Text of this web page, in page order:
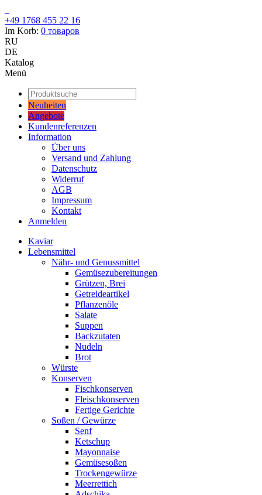
+49 1768 455 22 16
Im Korb: 0 товаров
RU
DE
Katalog
Menü
Neuheiten
Angebote
Kundenreferenzen
Information
Über uns
Versand und Zahlung
Datenschutz
Widerruf
AGB
Impressum
Kontakt
Anmelden
Kaviar
Lebensmittel
Nähr- und Genussmittel
Gemüsezubereitungen
Grützen, Brei
Getreideartikel
Pflanzenöle
Salate
Suppen
Backzutaten
Nudeln
Brot
Würste
Konserven
Fischkonserven
Fleischkonserven
Fertige Gerichte
Soßen / Gewürze
Senf
Ketschup
Mayonnaise
Gemüsesoßen
Trockengewürze
Meerrettich